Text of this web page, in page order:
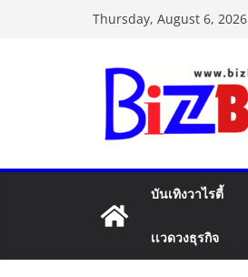
Thursday, August 6, 2026
บันเทิงวาไรตี้
เเวดวงธุรกิจ